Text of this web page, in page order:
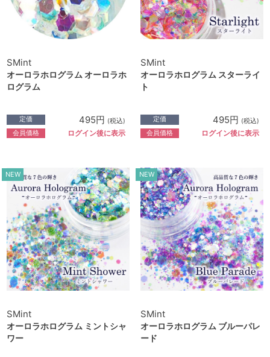
SMint
オーロラホログラム オーロラホ
ログラム
定価 495円 (税込)
会員価格 ログイン後に表示
SMint
オーロラホログラム スターライ
ト
定価 495円 (税込)
会員価格 ログイン後に表示
NEW
SMint
オーロラホログラム ミントシャ
ワー
NEW
SMint
オーロラホログラム ブルーパレ
ード